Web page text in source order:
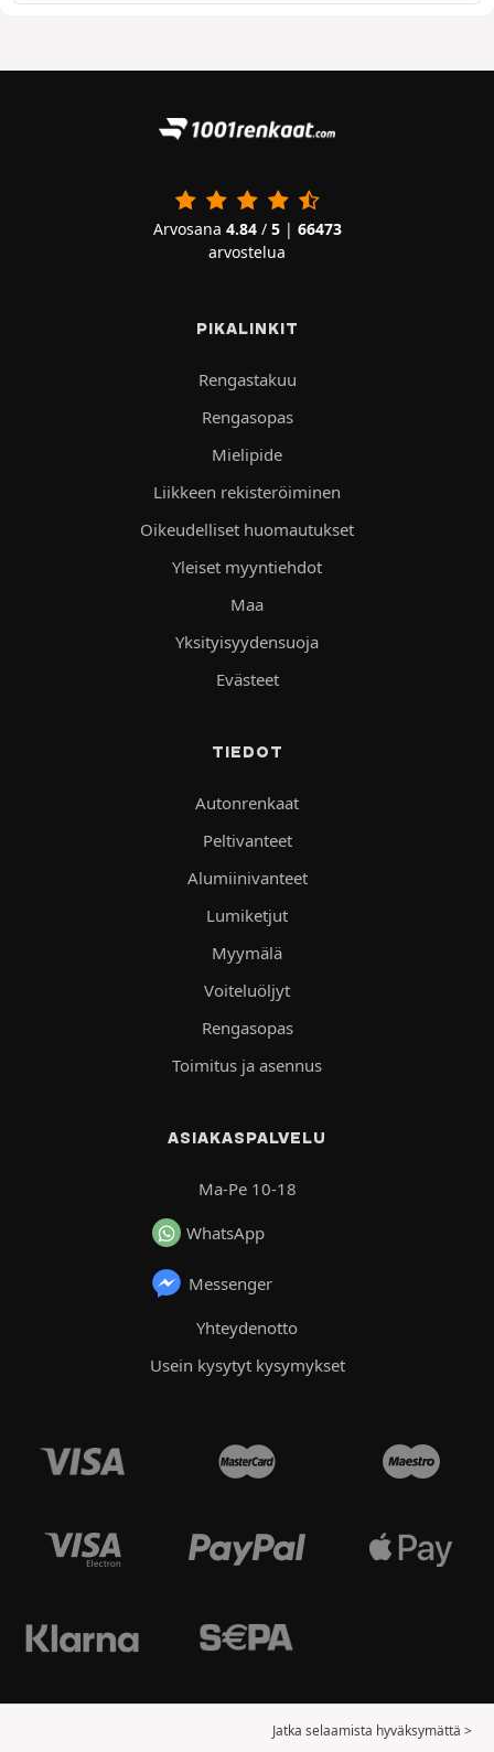
Arvosana 4.84/ 5| 66473
arvostelua
PIKALINKIT
Rengastakuu
Rengasopas
Mielipide
Liikkeen rekisteröiminen
Oikeudelliset huomautukset
Yleiset myyntiehdot
Maa
Yksityisyydensuoja
Evästeet
TIEDOT
Autonrenkaat
Peltivanteet
Alumiinivanteet
Lumiketjut
Myymälä
Voiteluöljyt
Rengasopas
Toimitus ja asennus
ASIAKASPALVELU
Ma-Pe 10-18
WhatsApp
Messenger
Yhteydenotto
Usein kysytyt kysymykset
Jatka selaamista hyväksymättä >